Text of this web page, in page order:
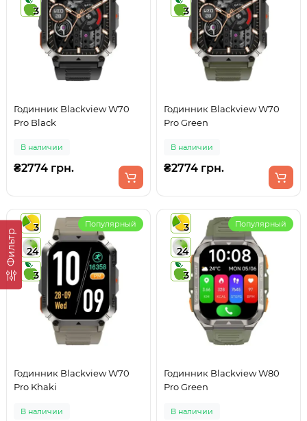
Фильтр
3
Годинник Blackview W70
Pro Black
В наличии
₴2774 грн.
3
Годинник Blackview W70
Pro Green
В наличии
₴2774 грн.
3
24
3
Популярный
Годинник Blackview W70
Pro Khaki
В наличии
3
24
3
Популярный
Годинник Blackview W80
Pro Green
В наличии